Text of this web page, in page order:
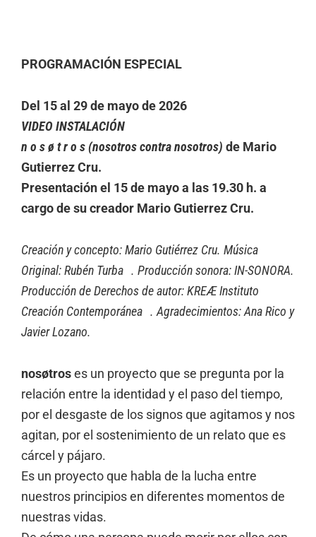
PROGRAMACIÓN ESPECIAL
Del 15 al 29 de mayo de 2026
VIDEO INSTALACIÓN
n o s ø t r o s (nosotros contra nosotros) de Mario
Gutierrez Cru.
Presentación el 15 de mayo a las 19.30 h. a
cargo de su creador Mario Gutierrez Cru.
Creación y concepto: Mario Gutiérrez Cru. Música
Original: Rubén Turba . Producción sonora: IN-SONORA.
Producción de Derechos de autor: KREÆ Instituto
Creación Contemporánea . Agradecimientos: Ana Rico y
Javier Lozano.
nosøtroses un proyecto que se pregunta por la
relación entre la identidad y el paso del tiempo,
por el desgaste de los signos que agitamos y nos
agitan, por el sostenimiento de un relato que es
cárcel y pájaro.
Es un proyecto que habla de la lucha entre
nuestros principios en diferentes momentos de
nuestras vidas.